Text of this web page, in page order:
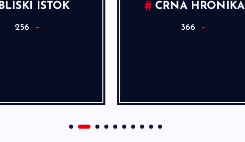
ISTOK
256
CRNA HRONIKA
366